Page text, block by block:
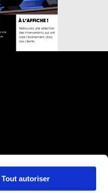
Tout autoriser